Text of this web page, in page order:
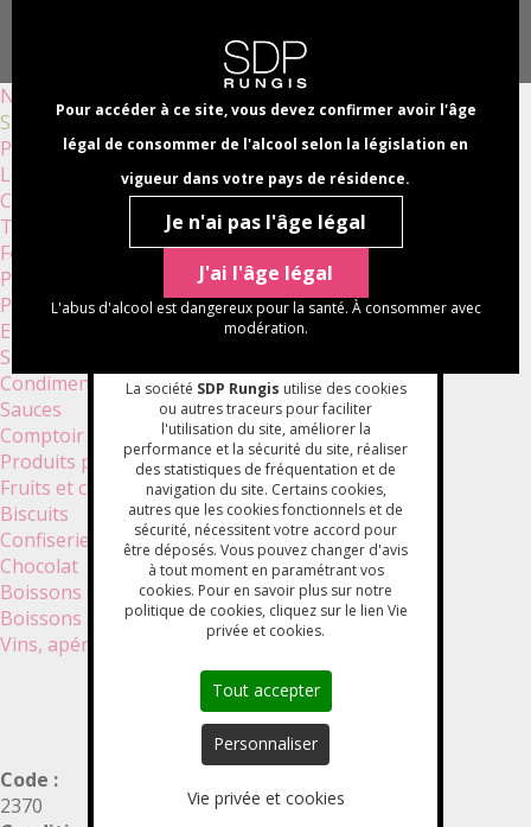
Pour accéder à ce site, vous devez confirmer avoir l'âge
légal de consommer de l'alcool selon la législation en
vigueur dans votre pays de résidence.
Je n'ai pas l'âge légal
J'ai l'âge légal
L'abus d'alcool est dangereux pour la santé. À consommer avec
modération.
principal
Nouveautés
Sélections bio
Produits apéritifs
Légumes
Champignons
Truffes
Foies gras et terrines
Plats cuisinés
Poissons
Epicerie sèche
Soupes et veloutés
Condiments
Sauces
Comptoir
Produits pâtissiers
Fruits et confitures
Biscuits
Confiserie
Chocolat
Boissons sans alcool
Boissons chaudes
Vins, apéritifs, bières et cidres
EXTRAIT DE TOMATE 28 %
Code :
2370
La société SDP Rungis utilise des cookies
ou autres traceurs pour faciliter
l'utilisation du site, améliorer la
performance et la sécurité du site, réaliser
des statistiques de fréquentation et de
navigation du site. Certains cookies,
autres que les cookies fonctionnels et de
sécurité, nécessitent votre accord pour
être déposés. Vous pouvez changer d'avis
à tout moment en paramétrant vos
cookies. Pour en savoir plus sur notre
politique de cookies, cliquez sur le lien Vie
privée et cookies.
Tout accepter
Personnaliser
Vie privée et cookies